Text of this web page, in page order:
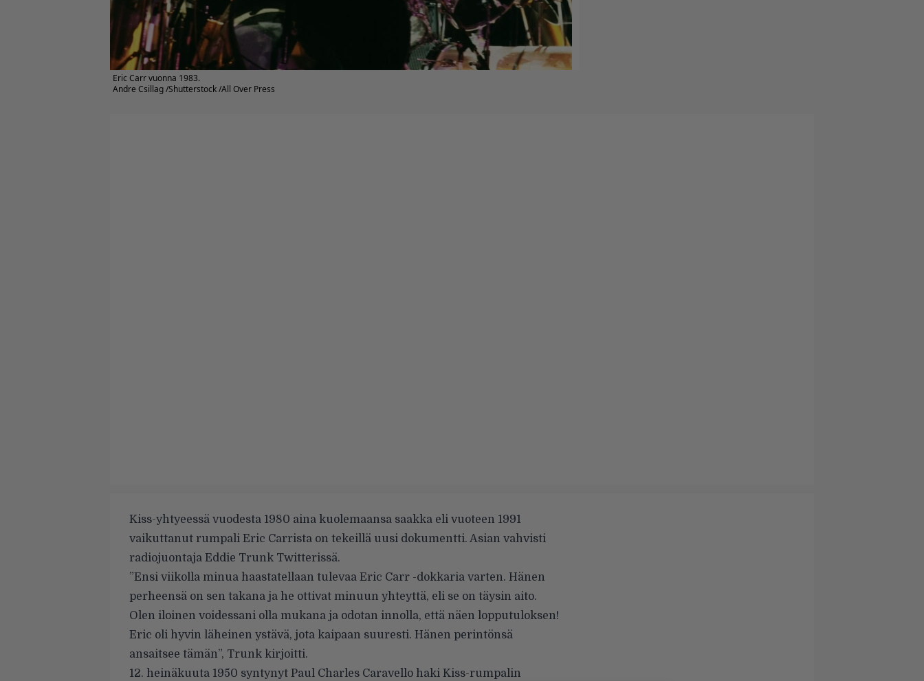
Eric Carr vuonna 1983.
Andre Csillag /Shutterstock /All Over Press
Kiss-yhtyeessä vuodesta 1980 aina kuolemaansa saakka eli vuoteen 1991
vaikuttanut rumpali Eric Carrista on tekeillä uusi dokumentti. Asian vahvisti
radiojuontaja Eddie Trunk Twitterissä.
”Ensi viikolla minua haastatellaan tulevaa Eric Carr -dokkaria varten. Hänen
perheensä on sen takana ja he ottivat minuun yhteyttä, eli se on täysin aito.
Olen iloinen voidessani olla mukana ja odotan innolla, että näen lopputuloksen!
Eric oli hyvin läheinen ystävä, jota kaipaan suuresti. Hänen perintönsä
ansaitsee tämän”, Trunk kirjoitti.
12. heinäkuuta 1950 syntynyt Paul Charles Caravello haki Kiss-rumpalin